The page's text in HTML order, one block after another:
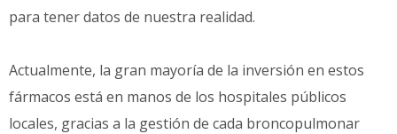
para tener datos de nuestra realidad.
Actualmente, la gran mayoría de la inversión en estos
fármacos está en manos de los hospitales públicos
locales, gracias a la gestión de cada broncopulmonar